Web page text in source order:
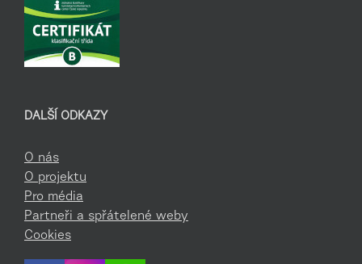
DALŠÍ ODKAZY
O nás
O projektu
Pro média
Partneři a spřátelené weby
Cookies